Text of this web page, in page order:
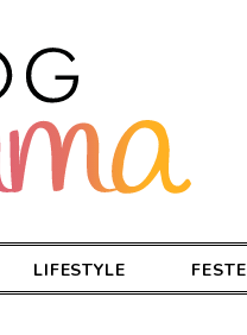
LIFESTYLE FESTE